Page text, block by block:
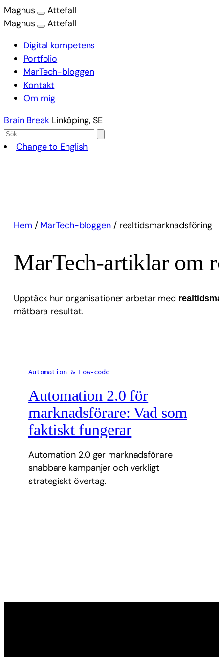
Magnus
Attefall
Magnus
Attefall
Digital kompetens
Portfolio
MarTech-bloggen
Kontakt
Om mig
Brain Break Linköping, SE
Change to English
Hem / MarTech-bloggen/ realtidsmarknadsföring
MarTech-artiklar om
Upptäck hur organisationer arbetar med
mätbara resultat.
Automation & Low-code
Automation 2.0 för
marknadsförare: Vad som
faktiskt fungerar
Automation 2.0 ger marknadsförare
snabbare kampanjer och verkligt
strategiskt övertag.